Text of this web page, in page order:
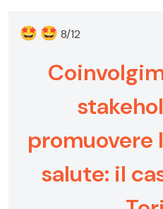
🤩 🤩 8/12
promuovere
salute: il